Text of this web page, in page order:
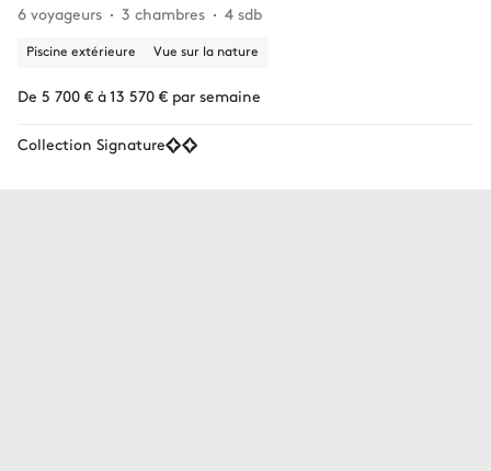
6 voyageurs
3 chambres 4 sdb
Piscine extérieure Vue sur la nature
De 5 700 € à 13 570 € par semaine
Collection Signature